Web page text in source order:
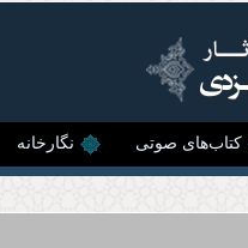
کتاب‌های صوتی نگارخانه